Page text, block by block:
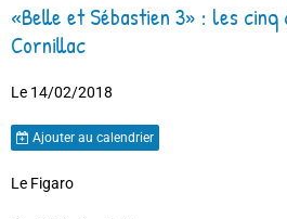
«Belle et Sébastien 3» : les cinq
Cornillac
Le 14/02/2018
Ajouter au calendrier
Le Figaro